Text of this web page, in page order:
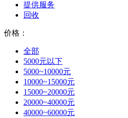
提供服务
回收
价格：
全部
5000元以下
5000~10000元
10000~15000元
15000~20000元
20000~40000元
40000~60000元